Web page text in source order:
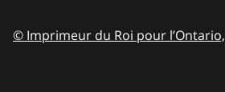
© Imprimeur du Roi pour l’Ontario,